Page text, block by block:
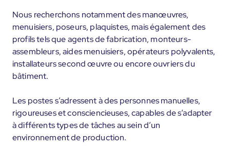
Nous recherchons notamment des manœuvres,
menuisiers, poseurs, plaquistes, mais également des
profils tels que agents de fabrication, monteurs-
assembleurs, aides menuisiers, opérateurs polyvalents,
installateurs second œuvre ou encore ouvriers du
bâtiment.
Les postes s’adressent à des personnes manuelles,
rigoureuses et consciencieuses, capables de s’adapter
à différents types de tâches au sein d’un
environnement de production.